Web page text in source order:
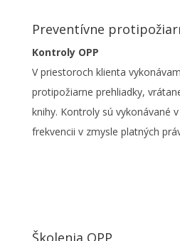
Preventívne
Kontroly OPP
V priestoroch klienta
protipožiarne prehliadky,
knihy. Kontroly sú vykonávané
frekvencii v zmysle platných
Školenia OPP